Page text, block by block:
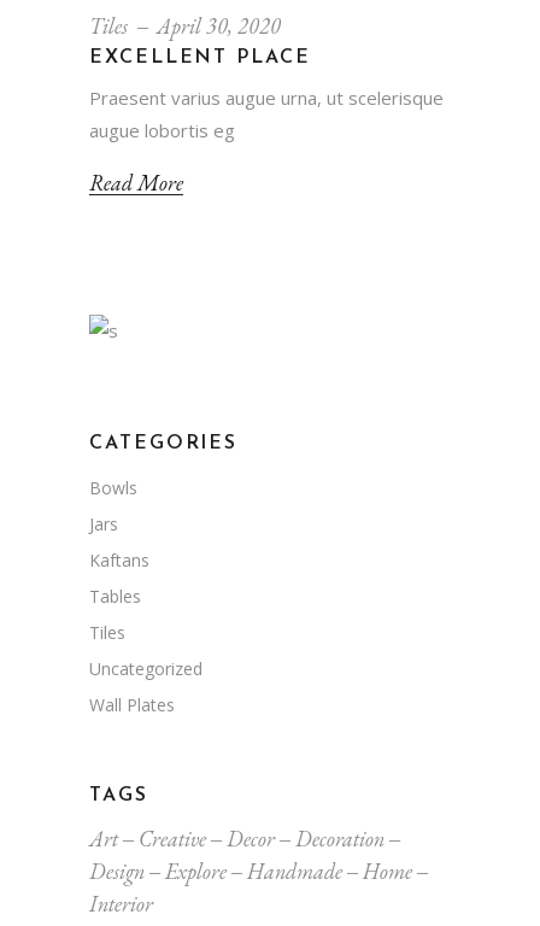
Tiles April 30, 2020
EXCELLENT PLACE
Praesent varius augue urna, ut scelerisque
augue lobortis eg
Read More
CATEGORIES
Bowls
Jars
Kaftans
Tables
Tiles
Uncategorized
Wall Plates
TAGS
Art Creative Decor
Decoration
Design
Explore Handmade
Home
Interior